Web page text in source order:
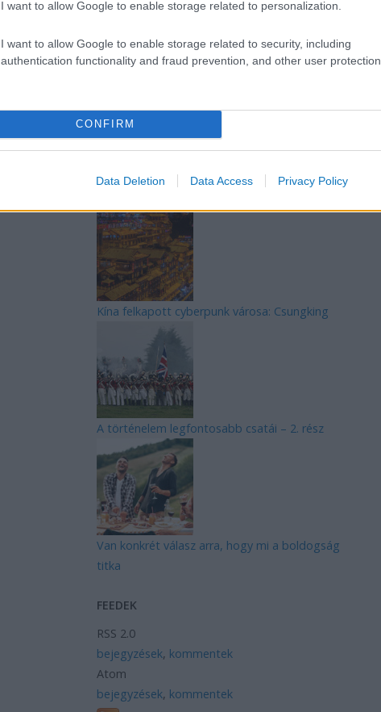
I want to allow Google to enable storage related to personalization.
I want to allow Google to enable storage related to security, including
authentication functionality and fraud prevention, and other user protection.
CONFIRM
Data Deletion Data Access Privacy Policy
Az egygyermekes politika és Kína gazdasági
kihívásai
Japán sebességre kapcsol – A gyorsvasút
Kína felkapott cyberpunk városa: Csungking
A történelem legfontosabb csatái – 2. rész
Van konkrét válasz arra, hogy mi a boldogság
titka
FEEDEK
RSS 2.0
bejegyzések, kommentek
Atom
bejegyzések, kommentek